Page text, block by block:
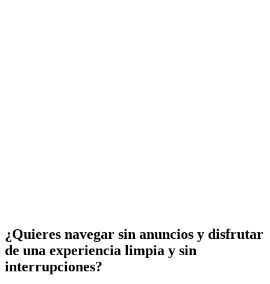
¿Quieres navegar sin anuncios y disfrutar
de una experiencia limpia y sin
interrupciones?